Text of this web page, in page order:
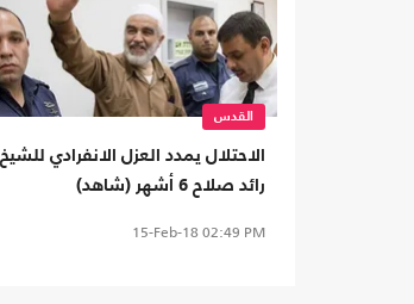
القدس
الاحتلال يمدد العزل الانفرادي للشيخ
رائد صلاح 6 أشهر (شاهد)
15-Feb-18 02:49 PM